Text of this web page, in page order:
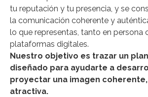
tu reputación y tu presencia, y se
la comunicación coherente y
lo que representas, tanto en persona
plataformas digitales.
Nuestro objetivo es trazar un
diseñado para ayudarte a
proyectar una imagen
atractiva.